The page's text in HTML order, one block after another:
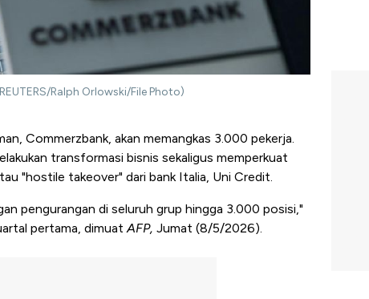
Ralph Orlowski/File Photo)
Commerzbank, akan memangkas 3.000 pekerja.
transformasi bisnis sekaligus memperkuat
"hostile takeover" dari bank Italia, Uni Credit.
pengurangan di seluruh grup hingga 3.000 posisi,"
pertama, dimuatAFP, Jumat (8/5/2026).